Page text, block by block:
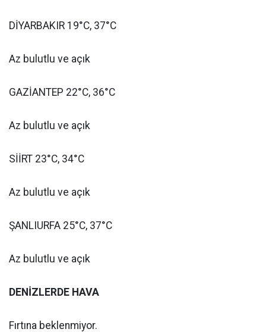
DİYARBAKIR 19°C, 37°C
Az bulutlu ve açık
GAZİANTEP 22°C, 36°C
Az bulutlu ve açık
SİİRT 23°C, 34°C
Az bulutlu ve açık
ŞANLIURFA 25°C, 37°C
Az bulutlu ve açık
DENİZLERDE HAVA
Fırtına beklenmiyor.